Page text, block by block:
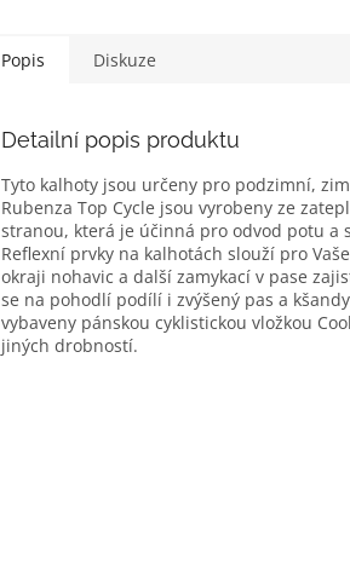
Popis Diskuze
Detailní popis produktu
Tyto kalhoty jsou určeny pro podzimní,
Rubenza Top Cycle jsou vyrobeny ze
stranou, která je účinná pro odvod potu a
Reflexní prvky na kalhotách slouží pro
okraji nohavic a další zamykací v pase
se na pohodlí podílí i zvýšený pas a
vybaveny pánskou cyklistickou vložkou
jiných drobností.